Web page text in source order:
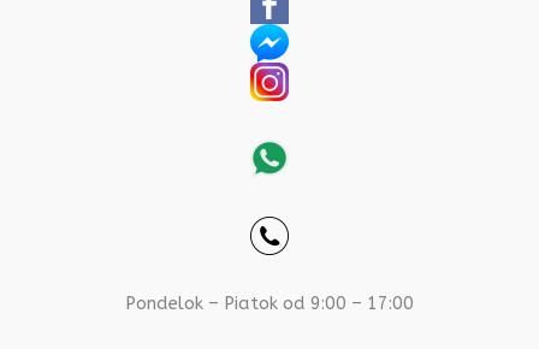
Pondelok – Piatok od 9:00 – 17:00